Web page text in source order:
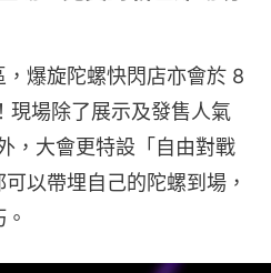
爆旋陀螺快閃店亦會於 8
現場除了展示及發售人氣
，大會更特設「自由對戰
以帶埋自己的陀螺到場，